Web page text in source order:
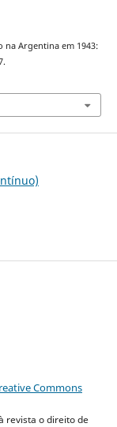
na Argentina em 1943:
Commons
revista o direito de